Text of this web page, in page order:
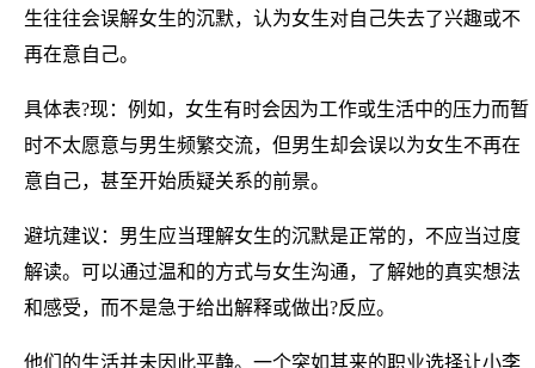
生往往会误解女生的沉默，认为女生对自己失去了兴趣或不
再在意自己。
具体表?现：例如，女生有时会因为工作或生活中的压力而暂
时不太愿意与男生频繁交流，但男生却会误以为女生不再在
意自己，甚至开始质疑关系的前景。
避坑建议：男生应当理解女生的沉默是正常的，不应当过度
解读。可以通过温和的方式与女生沟通，了解她的真实想法
和感受，而不是急于给出解释或做出?反应。
他们的生活并未因此平静。一个突如其来的职业选择让小李